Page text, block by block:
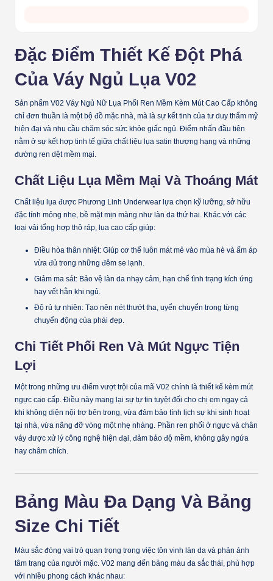
Đặc Điểm Thiết Kế Đột Phá
Của Váy Ngủ Lụa V02
Sản phẩm V02 Váy Ngủ Nữ Lụa Phối Ren Mềm Kèm Mút Cao Cấp không
chỉ đơn thuần là một bộ đồ mặc nhà, mà là sự kết tinh của tư duy thẩm mỹ
hiện đại và nhu cầu chăm sóc sức khỏe giấc ngủ. Điểm nhấn đầu tiên
nằm ở sự kết hợp tinh tế giữa chất liệu lụa satin thượng hạng và những
đường ren dệt mềm mại.
Chất Liệu Lụa Mềm Mại Và Thoáng Mát
Chất liệu lụa được Phương Linh Underwear lựa chọn kỹ lưỡng, sở hữu
đặc tính mỏng nhẹ, bề mặt mịn màng như làn da thứ hai. Khác với các
loại vải tổng hợp thô ráp, lụa cao cấp giúp:
Điều hòa thân nhiệt: Giúp cơ thể luôn mát mẻ vào mùa hè và ấm áp
vừa đủ trong những đêm se lạnh.
Giảm ma sát: Bảo vệ làn da nhạy cảm, hạn chế tình trạng kích ứng
hay vết hằn khi ngủ.
Độ rủ tự nhiên: Tạo nên nét thướt tha, uyển chuyển trong từng
chuyển động của phái đẹp.
Chi Tiết Phối Ren Và Mút Ngực Tiện
Lợi
Một trong những ưu điểm vượt trội của mã V02 chính là thiết kế kèm mút
ngực cao cấp . Điều này mang lại sự tự tin tuyệt đối cho chị em ngay cả
khi không diện nội trợ bên trong, vừa đảm bảo tính lịch sự khi sinh hoạt
tại nhà, vừa nâng đỡ vòng một nhẹ nhàng. Phần ren phối ở ngực và chân
váy được xử lý công nghệ hiện đại, đảm bảo độ mềm, không gây ngứa
hay châm chích.
Bảng Màu Đa Dạng Và Bảng
Size Chi Tiết
Màu sắc đóng vai trò quan trọng trong việc tôn vinh làn da và phản ánh
tâm trạng của người mặc. V02 mang đến bảng màu đa sắc thái, phù hợp
với nhiều phong cách khác nhau: